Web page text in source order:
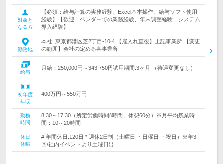
対象と
なる方
【必須：給与計算の実務経験、Excel基本操作、給与ソフト使用
経験】【歓迎：ベンダーでの業務経験、年末調整経験、システム
導入経験】
勤務地
本社: 東京都港区芝2丁目-10-4 【雇入れ直後】上記事業所 【変更
の範囲】会社の定める各事業所
給与
月給：250,000円～343,750円試用期間:3ヶ月 （待遇変更なし）
初年度
年収
400万円～550万円
勤務
時間
8:30～17:30（所定労働時間8時間、休憩60分）※月平均残業時
間：10～20時間
休日
休暇
# 年間休日:120日 * 週休2日制（土曜日 ・日曜日 ・祝日）※年3
回/社内イベントより土曜日出…